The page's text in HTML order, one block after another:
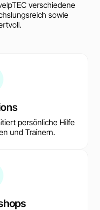
verschiedene
sowie
persönliche Hilfe
und Trainern.